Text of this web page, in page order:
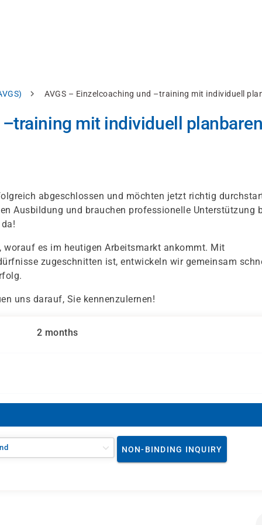
AVGS – Einzelcoaching und –training mit individuell
mit individuell
abgeschlossen und möchten jetzt richtig
Ausbildung und brauchen professionelle Unterstützung
worauf es im heutigen Arbeitsmarkt ankommt. Mit
zugeschnitten ist, entwickeln wir gemeinsam
uns darauf, Sie kennenzulernen!
2 months
NON-BINDING INQUIRY